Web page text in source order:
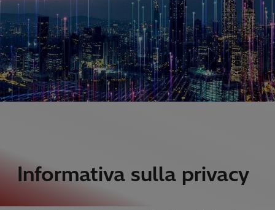
Informativa sulla privacy